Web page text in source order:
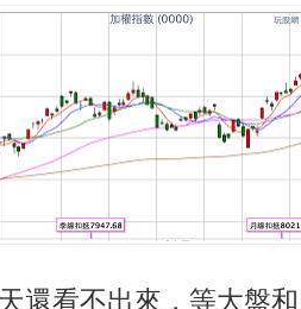
還看不出來，等大盤